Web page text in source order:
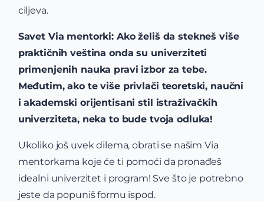
ciljeva.
Savet Via mentorki: Ako želiš da stekneš više
praktičnih veština onda su univerziteti
primenjenih nauka pravi izbor za tebe.
Međutim, ako te više privlači teoretski, naučni
i akademski orijentisani stil istraživačkih
univerziteta, neka to bude tvoja odluka!
Ukoliko još uvek dilema, obrati se našim Via
mentorkama koje će ti pomoći da pronađeš
idealni univerzitet i program! Sve što je potrebno
jeste da popuniš formu ispod.